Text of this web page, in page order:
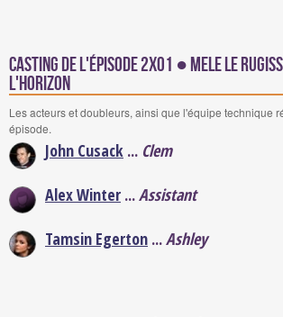
Casting de l'épisode 2x01 ● Mele le
l'Horizon
Les acteurs et doubleurs, ainsi que l'équipe technique
épisode.
John Cusack ... Clem
Alex Winter ...Assistant
Tamsin Egerton ...Ashley